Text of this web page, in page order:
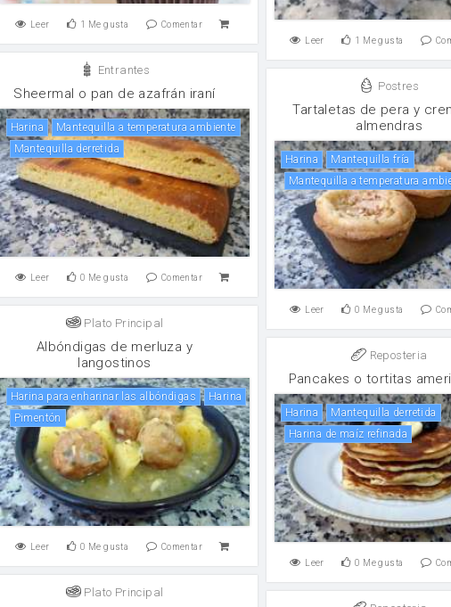
Leer 1 Me gusta Comentar
Leer 1 Me gusta
Entrantes
Sheermal o pan de azafrán iraní
harina
Mantequilla a temperatura ambiente
Mantequilla derretida
Leer 0 Me gusta Comentar
Postres
Tartaletas de pera y
almendras
harina
Mantequilla fría
Mantequilla a temperatura
Leer 0 Me gusta
Plato Principal
Albóndigas de merluza y
langostinos
Harina para enharinar las albóndigas
harina
Pimentón
Leer 0 Me gusta Comentar
Reposteria
Pancakes o tortitas
harina
Mantequilla derretida
Harina de maíz refinada
Leer 0 Me gusta
Plato Principal